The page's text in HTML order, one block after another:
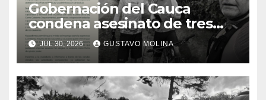
Gobernación del Cauca
condena asesinato de tres
ciudadanos y exige medidas
urgentes al Gobierno
Nacional
JUL 30, 2026 GUSTAVO MOLINA